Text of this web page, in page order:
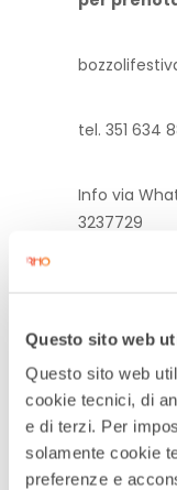
Questo sito web
Questo sito web
cookie tecnici, di
e di terzi. Per
solamente cookie
preferenze e
tel. 351 634
Info via
3237729
DATA
13 Mar